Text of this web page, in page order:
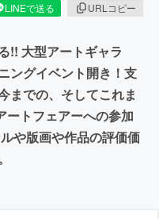
LINEで送る
URLコピー
!! 大型アートギャラ
ングイベント開き！支
までの、そしてこれま
ートフェアーへの参加
や版画や作品の評価価